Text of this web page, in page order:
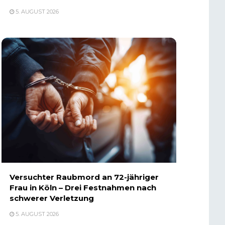
5. AUGUST 2026
Versuchter Raubmord an 72-jähriger
Frau in Köln – Drei Festnahmen nach
schwerer Verletzung
5. AUGUST 2026